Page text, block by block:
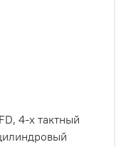
4-х тактный